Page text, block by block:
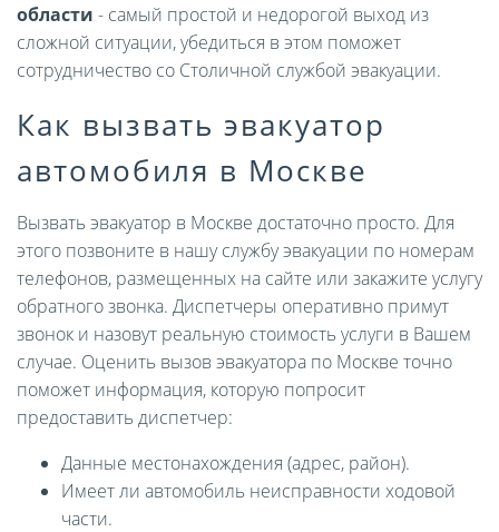
области - самый простой и недорогой выход из
сложной ситуации, убедиться в этом поможет
сотрудничество со Столичной службой эвакуации.
Как вызвать эвакуатор
автомобиля в Москве
Вызвать эвакуатор в Москве достаточно просто. Для
этого позвоните в нашу службу эвакуации по номерам
телефонов, размещенных на сайте или закажите услугу
обратного звонка. Диспетчеры оперативно примут
звонок и назовут реальную стоимость услуги в Вашем
случае. Оценить вызов эвакуатора по Москве точно
поможет информация, которую попросит
предоставить диспетчер:
Данные местонахождения (адрес, район).
Имеет ли автомобиль неисправности ходовой
части.